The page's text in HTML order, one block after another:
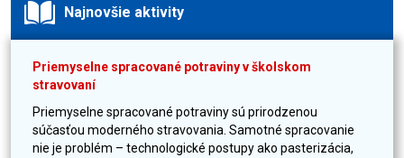
Najnovšie aktivity
Priemyselne spracované potraviny v školskom
stravovaní
Priemyselne spracované potraviny sú prirodzenou
súčasťou moderného stravovania. Samotné spracovanie
nie je problém – technologické postupy ako pasterizácia,